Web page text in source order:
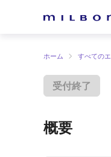
ホーム すべての
受付終了
概要